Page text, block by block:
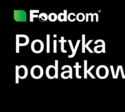
Polityka